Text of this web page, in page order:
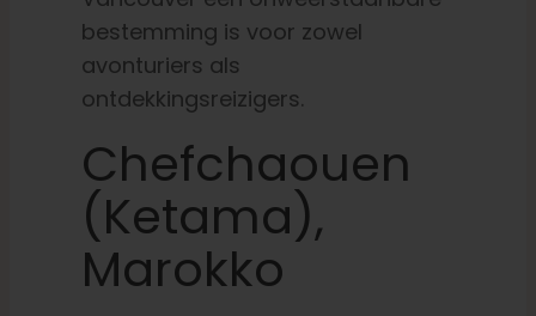
bestemming is voor zowel
avonturiers als
ontdekkingsreizigers.
Chefchaouen
(Ketama),
Marokko